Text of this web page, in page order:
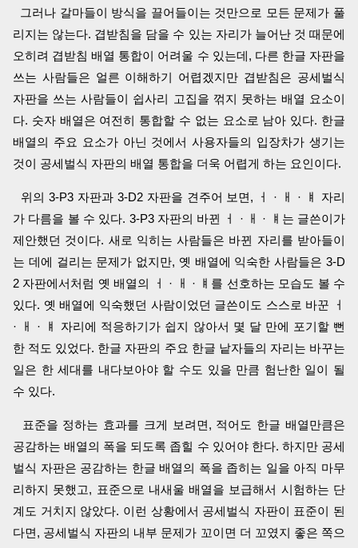
그러나 갈마들이 방식을 끌어들이는 것만으로 모든 문제가 풀
리지는 않는다. 겹받침을 담을 수 있는 자리가 늘어난 것 때문에
오히려 겹받침 배열 통합이 어려울 수 있는데, 다른 한글 자판을
쓰는 사람들은 얼른 이해하기 어렵겠지만 겹받침은 공세벌식
자판을 쓰는 사람들이 쉽사리 고집을 꺾지 못하는 배열 요소이
다. 숫자 배열은 여전히 통합할 수 없는 요소로 남아 있다. 한글
배열의 주요 요소가 아닌 것에서 사용자들의 입장차가 생기는
것이 공세벌식 자판의 배열 통합을 더욱 어렵게 하는 요인이다.
위의 3-P3 자판과 3-D2 자판을 견주어 보면, ㅓ · ㅐ · ㅒ 자리
가 다름을 볼 수 있다. 3-P3 자판의 바뀐 ㅓ · ㅐ · ㅒ는 글쓴이가
제안했던 것이다. 새로 익히는 사람들은 바뀐 자리를 받아들이
는 데에 걸리는 문제가 없지만, 옛 배열에 익숙한 사람들은 3-D
2 자판에서처럼 옛 배열의 ㅓ · ㅐ · ㅒ를 선호하는 모습도 볼 수
있다. 옛 배열에 익숙했던 사람이었던 글쓴이도 스스로 바꾼 ㅓ
· ㅐ · ㅒ 자리에 적응하기가 쉽지 않아서 몇 달 만에 포기할 뻔
한 적도 있었다. 한글 자판의 주요 한글 낱자들의 자리는 바꾸는
일은 한 세대를 내다보아야 할 수도 있을 만큼 험난한 일이 될
수 있다.
표준을 정하는 효과를 크게 보려면, 적어도 한글 배열만큼은
공감하는 배열의 폭을 되도록 좁힐 수 있어야 한다. 하지만 공세
벌식 자판은 공감하는 한글 배열의 폭을 좁히는 일을 아직 마무
리하지 못했고, 표준으로 내새울 배열을 보급해서 시험하는 단
계도 거치지 않았다. 이런 상황에서 공세벌식 자판이 표준이 된
다면, 공세벌식 자판의 내부 문제가 꼬이면 더 꼬였지 좋은 쪽으